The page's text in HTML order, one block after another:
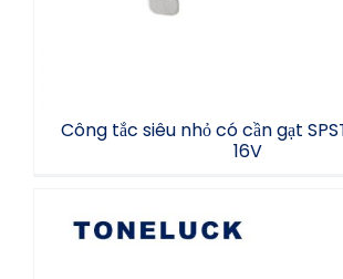
Công tắc siêu nhỏ có cần gạt
16V